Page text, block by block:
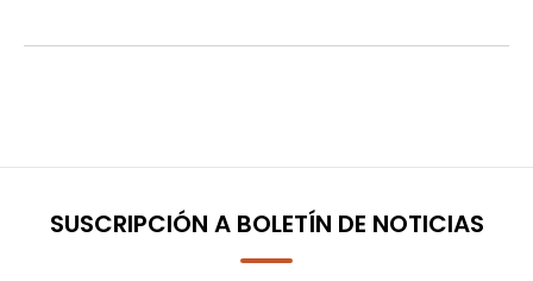
SUSCRIPCIÓN A BOLETÍN DE NOTICIAS